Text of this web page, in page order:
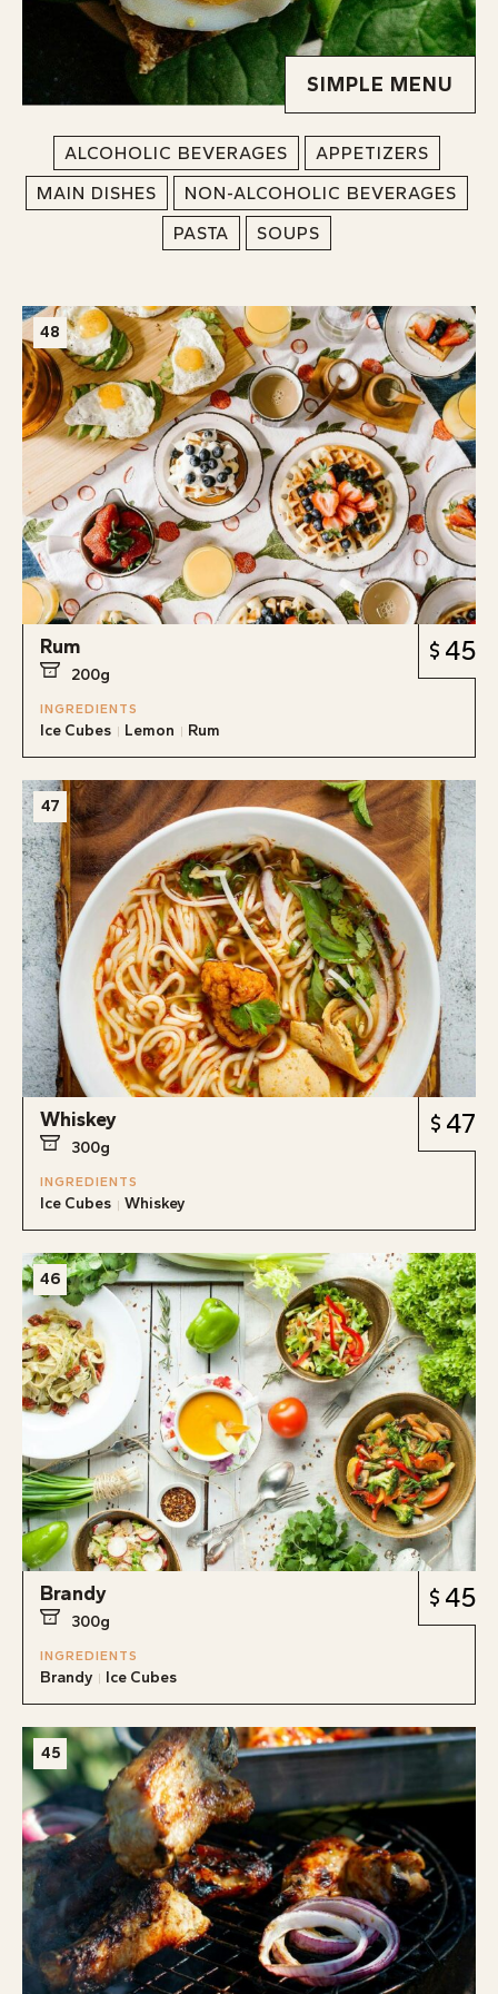
SIMPLE MENU
ALCOHOLIC BEVERAGES
APPETIZERS
MAIN DISHES
NON-ALCOHOLIC BEVERAGES
PASTA
SOUPS
48
Rum
200g
45
INGREDIENTS
Ice Cubes Lemon Rum
47
Whiskey
300g
47
INGREDIENTS
Ice Cubes Whiskey
46
Brandy
300g
45
INGREDIENTS
Brandy Ice Cubes
45